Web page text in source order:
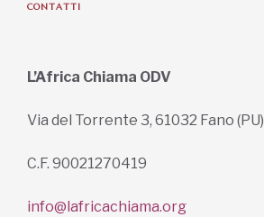
CONTATTI
L’Africa Chiama ODV
Via del Torrente 3, 61032 Fano (PU)
C.F. 90021270419
info@lafricachiama.org